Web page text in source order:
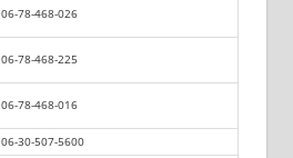
06-78-468-026
06-78-468-225
06-78-468-016
06-30-507-5600